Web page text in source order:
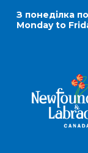
З понеділка
Monday to